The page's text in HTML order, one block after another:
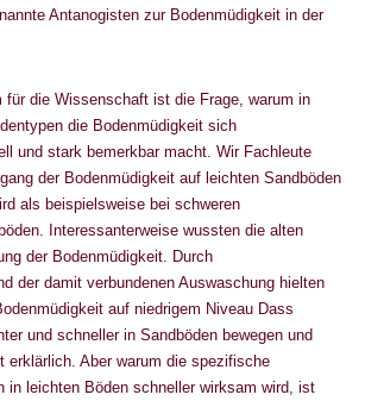
Antanogisten zur Bodenmüdigkeit in der
für die Wissenschaft ist die Frage, warum in
die Bodenmüdigkeit sich
und stark bemerkbar macht. Wir Fachleute
der Bodenmüdigkeit auf leichten Sandböden
als beispielsweise bei schweren
Interessanterweise wussten die alten
der Bodenmüdigkeit. Durch
der damit verbundenen Auswaschung hielten
auf niedrigem Niveau Dass
und schneller in Sandböden bewegen und
erklärlich. Aber warum die spezifische
in leichten Böden schneller wirksam wird, ist